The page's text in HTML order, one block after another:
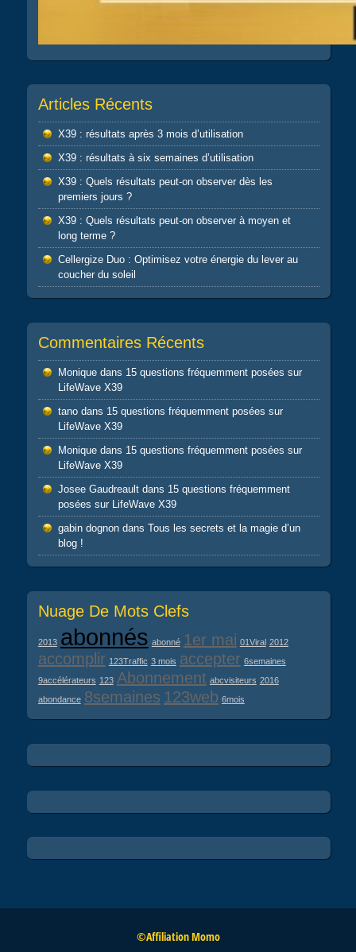
Articles Récents
X39 : résultats après 3 mois d’utilisation
X39 : résultats à six semaines d’utilisation
X39 : Quels résultats peut-on observer dès les
premiers jours ?
X39 : Quels résultats peut-on observer à moyen et
long terme ?
Cellergize Duo : Optimisez votre énergie du lever au
coucher du soleil
Commentaires Récents
Moniquedans 15 questions fréquemment posées sur
LifeWave X39
tanodans 15 questions fréquemment posées sur
LifeWave X39
Moniquedans 15 questions fréquemment posées sur
LifeWave X39
Josee Gaudreaultdans 15 questions fréquemment
posées sur LifeWave X39
gabin dognondans Tous les secrets et la magie d’un
blog !
Nuage De Mots Clefs
2013 abonnés abonné 1er mai 01Viral 2012
accomplir 123Traffic 3 mois accepter 6semaines
9accélérateurs 123 Abonnement abcvisiteurs 2016
abondance 8semaines 123web 6mois
©Affiliation Momo